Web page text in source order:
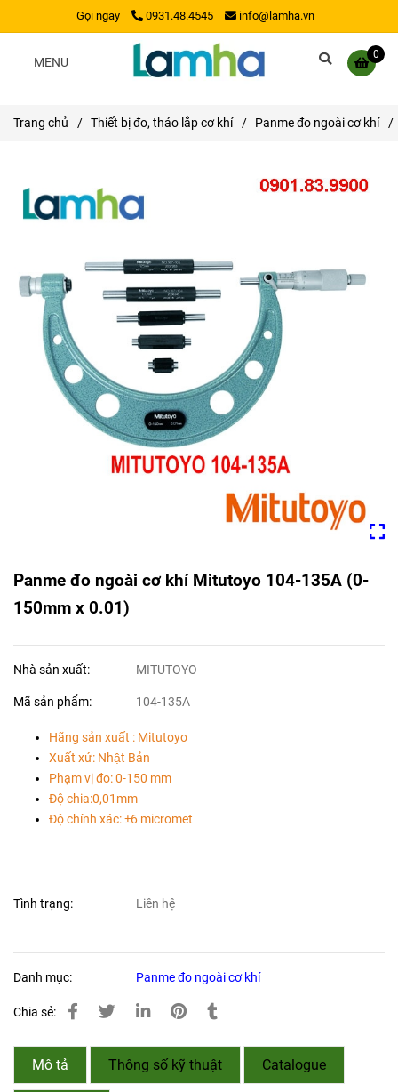
Gọi ngay 0931.48.4545 info@lamha.vn
0
MENU
Trang chủ / Thiết bị đo, tháo lắp cơ khí / Panme đo ngoài cơ khí /
Panme đo ngoài cơ khí Mitutoyo 104-135A (0-
150mm x 0.01)
Nhà sản xuất: MITUTOYO
Mã sản phẩm: 104-135A
Hãng sản xuất : Mitutoyo
Xuất xứ: Nhật Bản
Phạm vị đo: 0-150 mm
Độ chia:0,01mm
Độ chính xác: ±6 micromet
Tình trạng: Liên hệ
Danh mục: Panme đo ngoài cơ khí
Chia sẻ:
Mô tả Thông số kỹ thuật Catalogue